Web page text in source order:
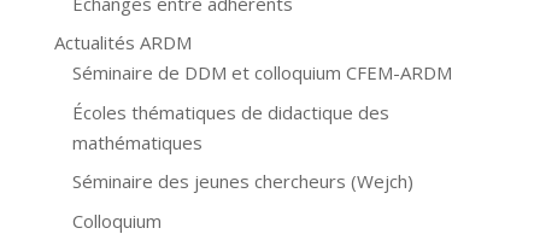
Actualités ARDM
Séminaire de DDM et colloquium CFEM-ARDM
Écoles thématiques de didactique des
mathématiques
Séminaire des jeunes chercheurs (Wejch)
Colloquium